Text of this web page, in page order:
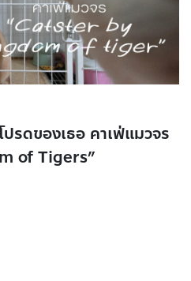
รดของเธอ คาเฟ่แมวจร
of Tigers”